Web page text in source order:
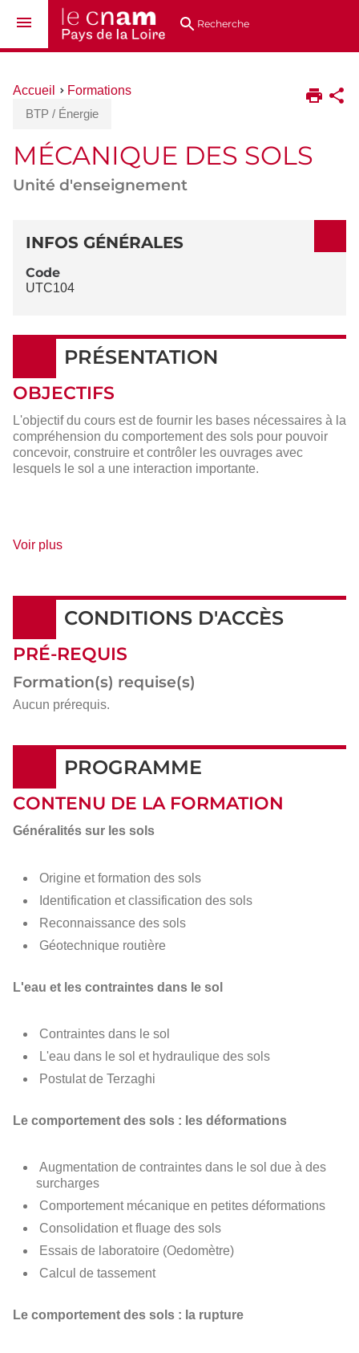
au
directsRecherche
Vous
ici :
Accueil
Formations
BTP / Énergie
MÉCANIQUE DES SOLS
Unité d'enseignement
DÉTAILS
INFOS GÉNÉRALES
Code
UTC104
PRÉSENTATION
OBJECTIFS
L'objectif du cours est de fournir les bases nécessaires à la
compréhension du comportement des sols pour pouvoir
concevoir, construire et contrôler les ouvrages avec
lesquels le sol a une interaction importante.
Voir plusde
CONDITIONS D'ACCÈS
PRÉ-REQUIS
Formation(s) requise(s)
Aucun prérequis.
PROGRAMME
CONTENU DE LA FORMATION
Généralités sur les sols
Origine et formation des sols
Identification et classification des sols
Reconnaissance des sols
Géotechnique routière
L'eau et les contraintes dans le sol
Contraintes dans le sol
L'eau dans le sol et hydraulique des sols
Postulat de Terzaghi
Le comportement des sols : les déformations
Augmentation de contraintes dans le sol due à des
surcharges
Comportement mécanique en petites déformations
Consolidation et fluage des sols
Essais de laboratoire (Oedomètre)
Calcul de tassement
Le comportement des sols : la rupture